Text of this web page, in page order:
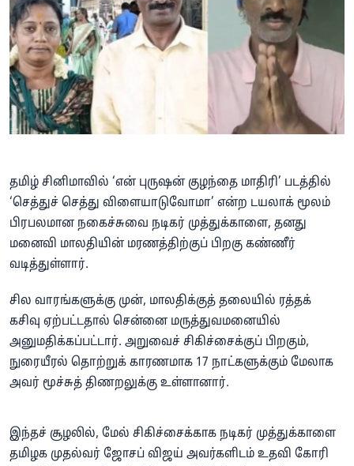
தமிழ் சினிமாவில் ‘என் புருஷன் குழந்தை மாதிரி’ படத்தில்
‘செத்துச் செத்து விளையாடுவோமா’ என்ற டயலாக் மூலம்
பிரபலமான நகைச்சுவை நடிகர் முத்துக்காளை, தனது
மனைவி மாலதியின் மரணத்திற்குப் பிறகு கண்ணீர்
வடித்துள்ளார்.
சில வாரங்களுக்கு முன், மாலதிக்குத் தலையில் ரத்தக்
கசிவு ஏற்பட்டதால் சென்னை மருத்துவமனையில்
அனுமதிக்கப்பட்டார். அறுவைச் சிகிச்சைக்குப் பிறகும்,
நுரையீரல் தொற்றுக் காரணமாக 17 நாட்களுக்கும் மேலாக
அவர் மூச்சுத் திணறலுக்கு உள்ளானார்.
இந்தச் சூழலில், மேல் சிகிச்சைக்காக நடிகர் முத்துக்காளை
தமிழக முதல்வர் ஜோசப் விஜய் அவர்களிடம் உதவி கோரி